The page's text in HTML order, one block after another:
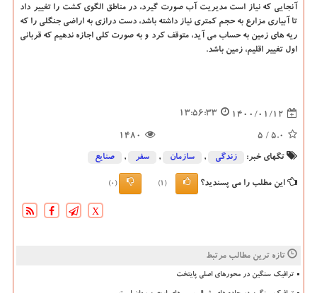
آنجایی که نیاز است مدیریت آب صورت گیرد، در مناطق الگوی کشت را تغییر داد
تا آبیاری مزارع به حجم کمتری نیاز داشته باشد، دست درازی به اراضی جنگلی را که
ریه های زمین به حساب می آید، متوقف کرد و به صورت کلی اجازه ندهیم که قربانی
اول تغییر اقلیم، زمین باشد.
1400/01/12
13:56:33
5.0
/ 5
1480
تگهای خبر: زندگی , سازمان , سفر , صنایع
این مطلب را می پسندید؟ (1)
(0)
X
تازه ترین مطالب مرتبط
ترافیک سنگین در محورهای اصلی پایتخت